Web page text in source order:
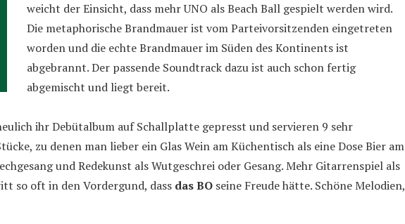
weicht der Einsicht, dass mehr UNO als Beach Ball gespielt werden wird.
Die metaphorische Brandmauer ist vom Parteivorsitzenden eingetreten
worden und die echte Brandmauer im Süden des Kontinents ist
abgebrannt. Der passende Soundtrack dazu ist auch schon fertig
abgemischt und liegt bereit.
ihr Debütalbum auf Schallplatte gepresst und servieren 9 sehr
zu denen man lieber ein Glas Wein am Küchentisch als eine Dose Bier am
und Redekunst als Wutgeschrei oder Gesang. Mehr Gitarrenspiel als
so oft in den Vordergund, dass das BO seine Freude hätte. Schöne Melodien,